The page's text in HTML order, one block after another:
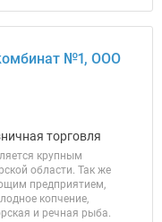
№1, ООО
торговля
крупным
области. Так же
предприятием,
копчение,
и речная рыба.